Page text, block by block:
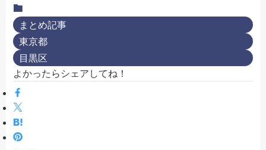
まとめ記事
東京都
目黒区
よかったらシェアしてね！